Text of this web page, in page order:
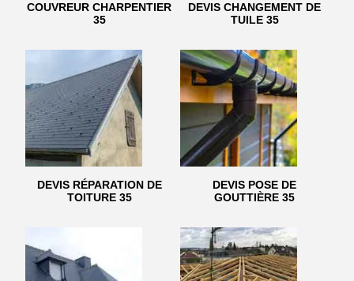
COUVREUR CHARPENTIER
35
DEVIS CHANGEMENT DE
TUILE 35
DEVIS RÉPARATION DE
TOITURE 35
DEVIS POSE DE
GOUTTIÈRE 35